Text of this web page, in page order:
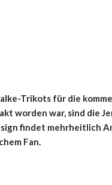
Trikots für die
worden war, sind die
findet mehrheitlich
Fan.